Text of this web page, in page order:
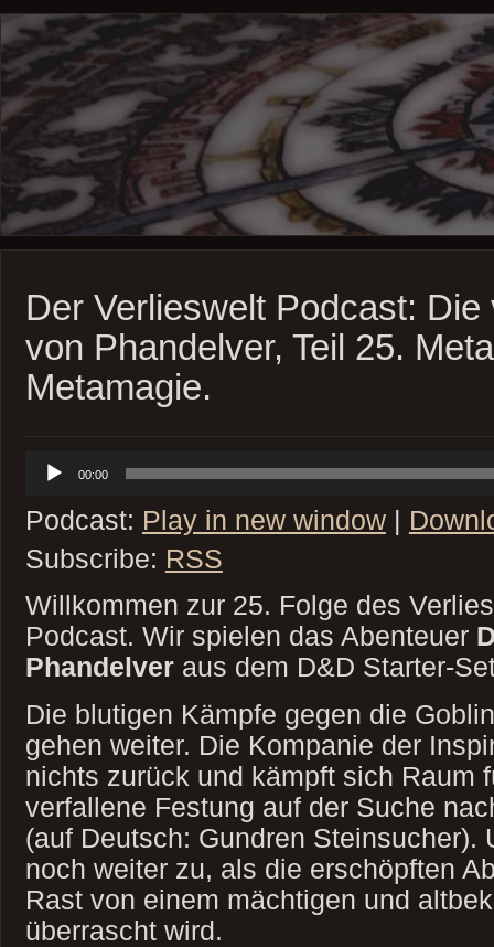
Der Verlieswelt Podcast:
von Phandelver, Teil 25.
Metamagie.
Audio-
Player
00:00
Podcast: Play in new window|
Subscribe: RSS
Willkommen zur 25. Folge des
Podcast. Wir spielen das Abenteuer
Phandelveraus dem D&D Starter-
Die blutigen Kämpfe gegen die
gehen weiter. Die Kompanie der
nichts zurück und kämpft sich Raum
verfallene Festung auf der Suche
(auf Deutsch: Gundren Steinsucher).
noch weiter zu, als die erschöpften
Rast von einem mächtigen und
überrascht wird.